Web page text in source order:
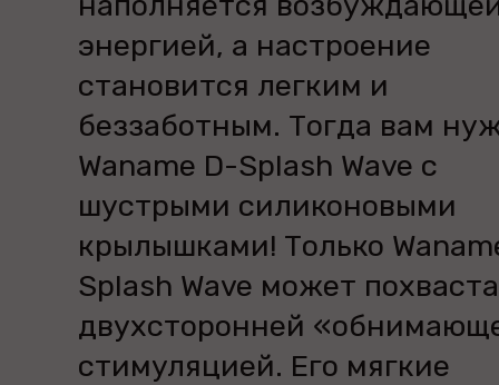
энергией, а настроение
становится легким и
беззаботным. Тогда вам
Waname D-Splash Wave с
шустрыми силиконовыми
крылышками! Только
Splash Wave может
двухсторонней
стимуляцией. Его мягкие